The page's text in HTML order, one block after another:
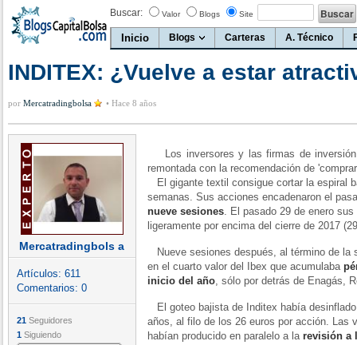
Buscar: Valor Blogs Site
Inicio Blogs Carteras A. Técnico
INDITEX: ¿Vuelve a estar
por Mercatradingbolsa • Hace 8 años
Mercatradingbols a
Artículos: 611
Comentarios: 0
21 Seguidores
1 Siguiendo
Los inversores y las firmas de
remontada con la recomendación de
El gigante textil consigue cortar la espiral
semanas. Sus acciones encadenaron el
nueve sesiones. El pasado 29 de enero
ligeramente por encima del cierre de 2017
Nueve sesiones después, al término de la
en el cuarto valor del Ibex que acumulaba
inicio del año, sólo por detrás de Enagás,
El goteo bajista de Inditex había
años, al filo de los 26 euros por acción. Las
habían producido en paralelo a la revisión a